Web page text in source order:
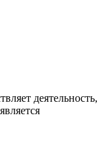
деятельность,